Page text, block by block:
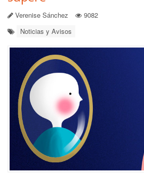
Verenise Sánchez
9082
Noticias y Avisos